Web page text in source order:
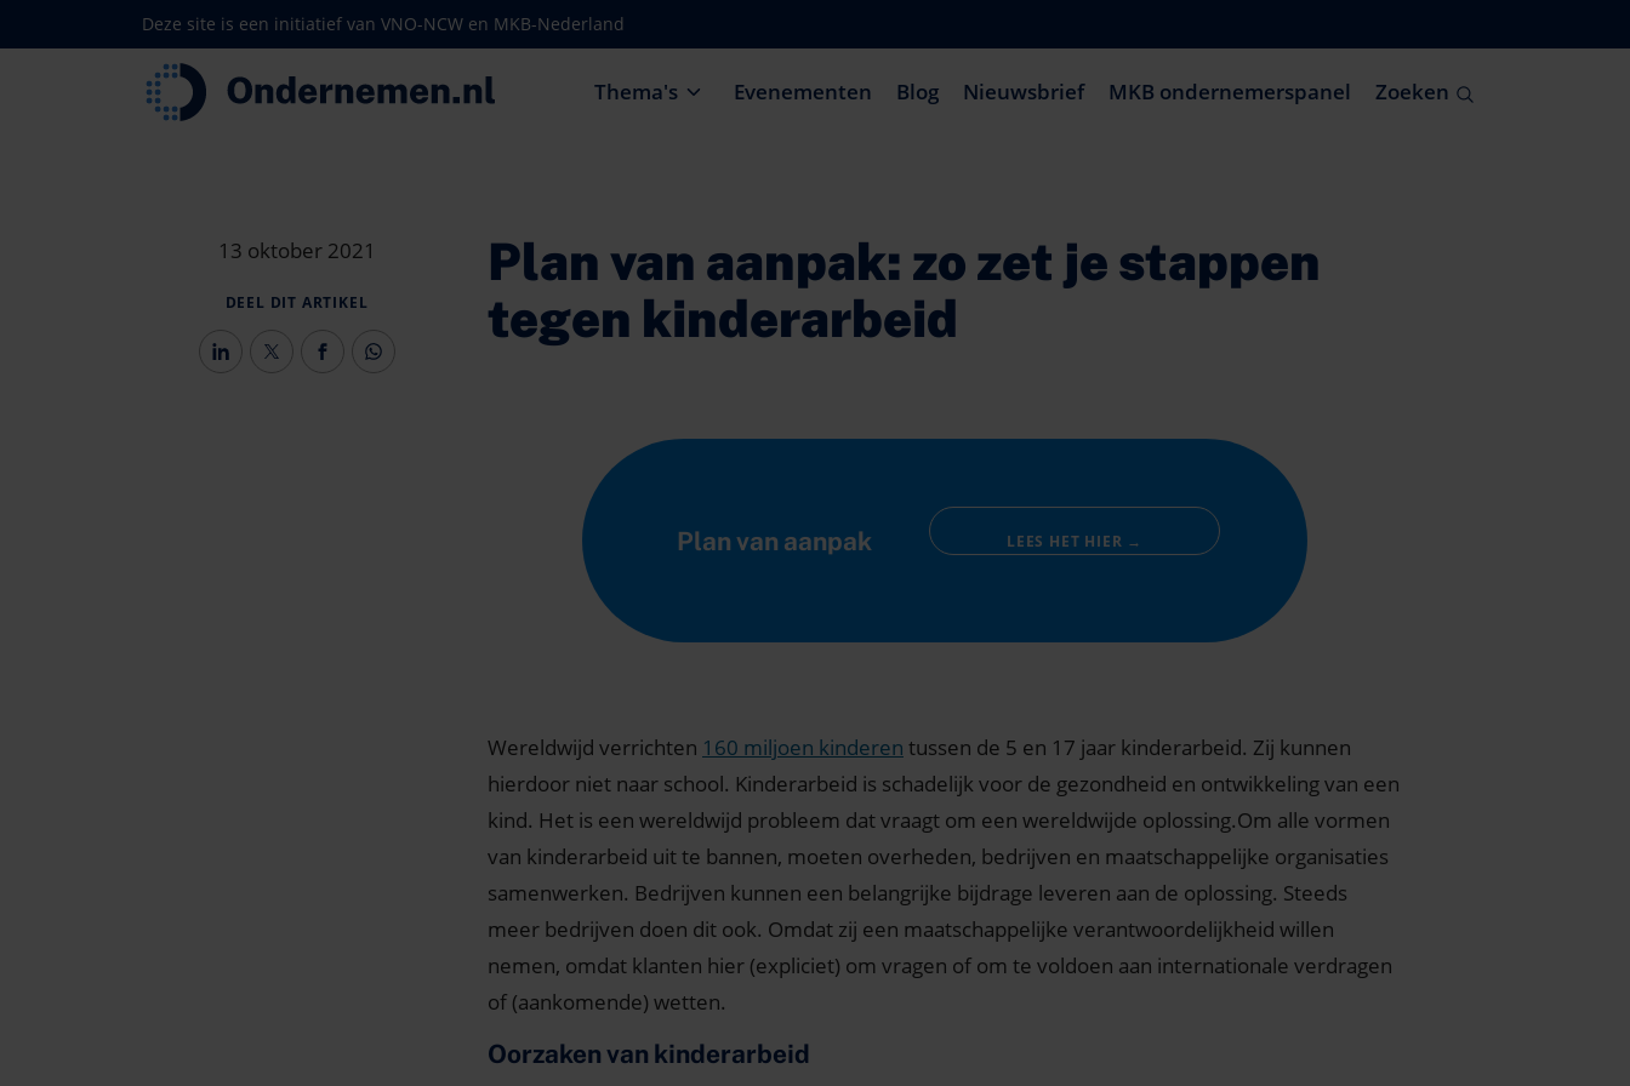
Deze site is een initiatief van VNO-NCW en MKB-Nederland
Thema's Evenementen Blog Nieuwsbrief MKB ondernemerspanel Zoeken
13 oktober 2021
DEEL DIT ARTIKEL
Plan van aanpak: zo zet je stappen
tegen kinderarbeid
Plan van aanpak LEES HET HIER →
Wereldwijd verrichten 160 miljoen kinderen tussen de 5 en 17 jaar kinderarbeid. Zij kunnen
hierdoor niet naar school. Kinderarbeid is schadelijk voor de gezondheid en ontwikkeling van een
kind. Het is een wereldwijd probleem dat vraagt om een wereldwijde oplossing.Om alle vormen
van kinderarbeid uit te bannen, moeten overheden, bedrijven en maatschappelijke organisaties
samenwerken. Bedrijven kunnen een belangrijke bijdrage leveren aan de oplossing. Steeds
meer bedrijven doen dit ook. Omdat zij een maatschappelijke verantwoordelijkheid willen
nemen, omdat klanten hier (expliciet) om vragen of om te voldoen aan internationale verdragen
of (aankomende) wetten.
Oorzaken van kinderarbeid